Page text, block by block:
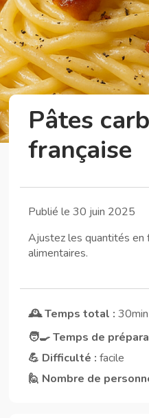
Pâtes
française
Publié le 30 juin 2025
Ajustez les quantités en
alimentaires.
🕰️ Temps total : 30min
🧑‍🍳 Temps de
💪 Difficulté : facile
🙋 Nombre de